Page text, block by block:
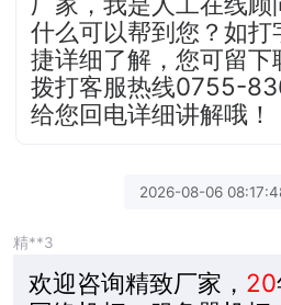
什么可以帮到您？如打
捷详细了解，您可留
拨打客服热线0755-
给您回电详细讲解哦！
2026-08-06
精**3
欢迎咨询精致厂家， 20